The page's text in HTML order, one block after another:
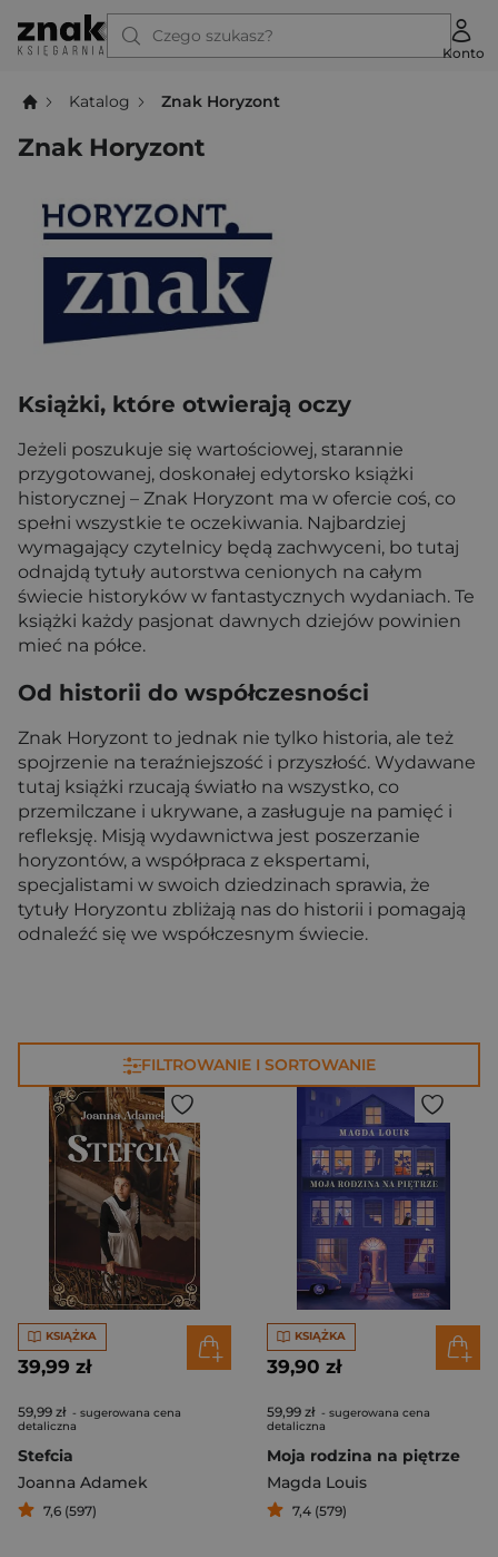
Czego szukasz?
Konto
Katalog Znak Horyzont
Znak Horyzont
Książki, które otwierają oczy
Jeżeli poszukuje się wartościowej, starannie
przygotowanej, doskonałej edytorsko książki
historycznej – Znak Horyzont ma w ofercie coś, co
spełni wszystkie te oczekiwania. Najbardziej
wymagający czytelnicy będą zachwyceni, bo tutaj
odnajdą tytuły autorstwa cenionych na całym
świecie historyków w fantastycznych wydaniach. Te
książki każdy pasjonat dawnych dziejów powinien
mieć na półce.
Od historii do współczesności
Znak Horyzont to jednak nie tylko historia, ale też
spojrzenie na teraźniejszość i przyszłość. Wydawane
tutaj książki rzucają światło na wszystko, co
przemilczane i ukrywane, a zasługuje na pamięć i
refleksję. Misją wydawnictwa jest poszerzanie
horyzontów, a współpraca z ekspertami,
specjalistami w swoich dziedzinach sprawia, że
tytuły Horyzontu zbliżają nas do historii i pomagają
odnaleźć się we współczesnym świecie.
FILTROWANIE I SORTOWANIE
KSIĄŻKA
39,99 zł
59,99 zł - sugerowana cena
detaliczna
Stefcia
Joanna Adamek
7,6 (597)
KSIĄŻKA
39,90 zł
59,99 zł - sugerowana cena
detaliczna
Moja rodzina na piętrze
Magda Louis
7,4 (579)